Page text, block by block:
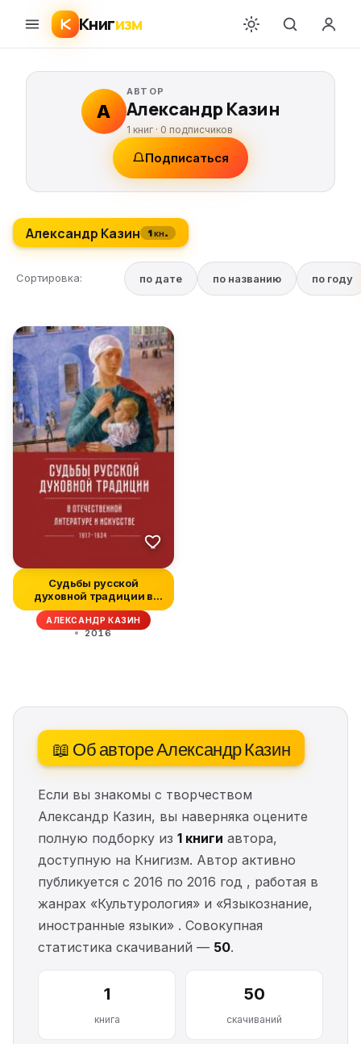
Книгизм
А
АВТОР
Александр Казин
1 книг · 0 подписчиков
Подписаться
Александр Казин 1 кн.
Сортировка: по дате по названию по году
Судьбы русской
духовной традиции в
отечественной л...
АЛЕКСАНДР КАЗИН
2016
📖 Об авторе Александр Казин
Если вы знакомы с творчеством
Александр Казин, вы наверняка оцените
полную подборку из 1 книги автора,
доступную на Книгизм. Автор активно
публикуется с 2016 по 2016 год , работая в
жанрах «Культурология» и «Языкознание,
иностранные языки» . Совокупная
статистика скачиваний — 50.
1
книга
50
скачиваний